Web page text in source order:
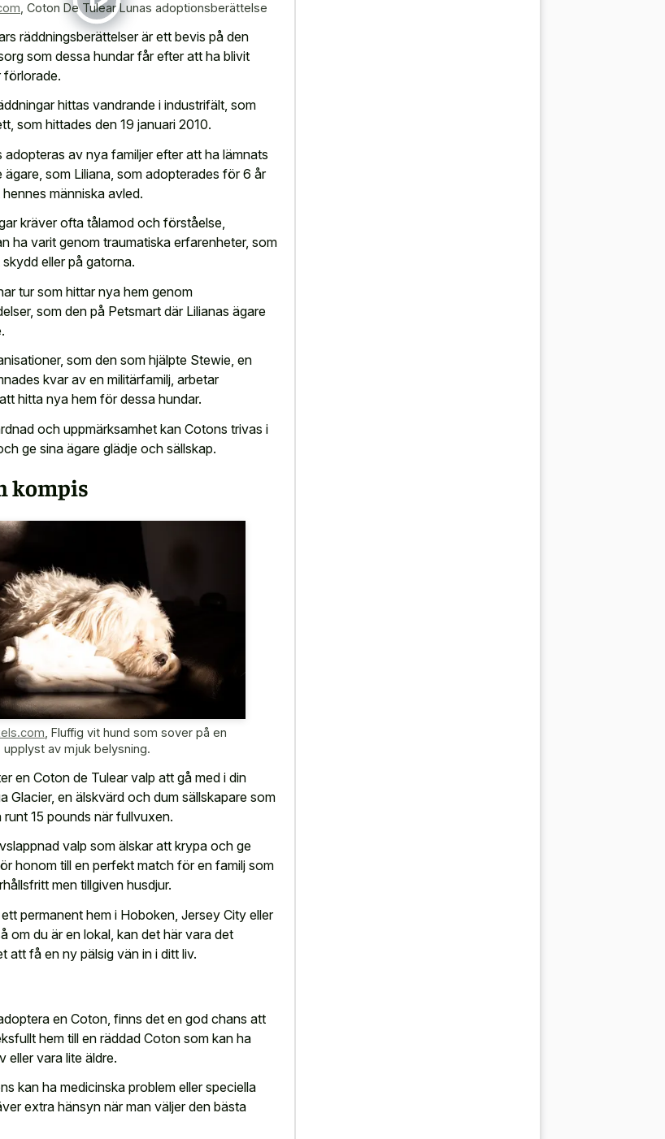
Coton De Tulear Lunas adoptionsberättelse
räddningsberättelser är ett bevis på den
som dessa hundar får efter att ha blivit
förlorade.
hittas vandrande i industrifält, som
som hittades den 19 januari 2010.
adopteras av nya familjer efter att ha lämnats
ägare, som Liliana, som adopterades för 6 år
människa avled.
kräver ofta tålamod och förståelse,
ha varit genom traumatiska erfarenheter, som
eller på gatorna.
tur som hittar nya hem genom
som den på Petsmart där Lilianas ägare
som den som hjälpte Stewie, en
kvar av en militärfamilj, arbetar
hitta nya hem för dessa hundar.
och uppmärksamhet kan Cotons trivas i
ge sina ägare glädje och sällskap.
kompis
, Fluffig vit hund som sover på en
upplyst av mjuk belysning.
en Coton de Tulear valp att gå med i din
Glacier, en älskvärd och dum sällskapare som
15 pounds när fullvuxen.
valp som älskar att krypa och ge
honom till en perfekt match för en familj som
men tillgiven husdjur.
permanent hem i Hoboken, Jersey City eller
om du är en lokal, kan det här vara det
att få en ny pälsig vän in i ditt liv.
en Coton, finns det en god chans att
hem till en räddad Coton som kan ha
eller vara lite äldre.
kan ha medicinska problem eller speciella
extra hänsyn när man väljer den bästa